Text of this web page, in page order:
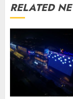
RELATED